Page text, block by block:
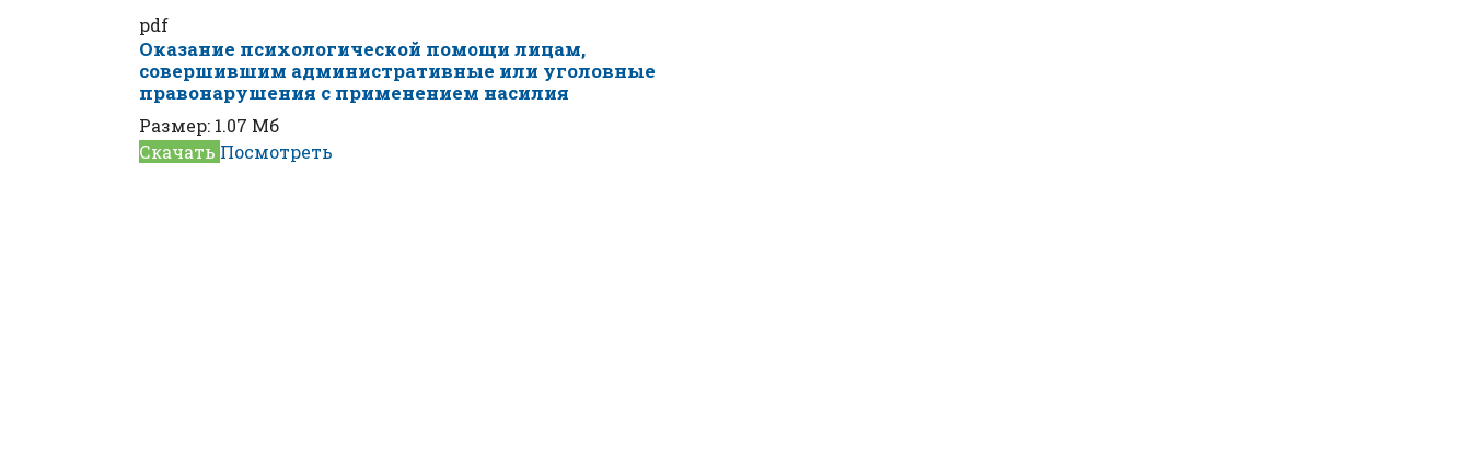
pdf
Оказание психологической помощи лицам,
совершившим административные или уголовные
правонарушения с применением насилия
Размер: 1.07 Мб
Скачать Посмотреть